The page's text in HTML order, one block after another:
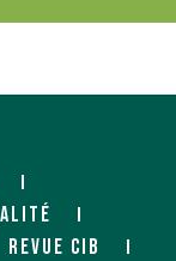
REVUE CIB